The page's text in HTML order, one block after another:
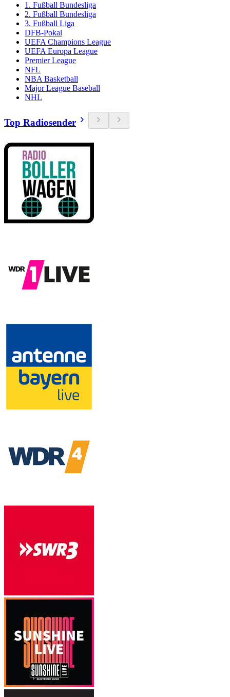
1. Fußball Bundesliga
2. Fußball Bundesliga
3. Fußball Liga
DFB-Pokal
UEFA Champions League
UEFA Europa League
Premier League
NFL
NBA Basketball
Major League Baseball
NHL
Top Radiosender